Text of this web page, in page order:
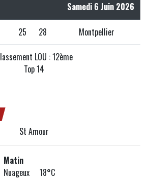
Samedi 6 Juin 2026
25 28 Montpellier
LOU : 12ème
Top 14
St Amour
Matin
Nuageux 18°C